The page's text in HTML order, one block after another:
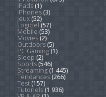
iPads(1)
iPhones(3)
Jeux(52)
Logiciel (57)
Mobile (53)
Movies(2)
Outdoors(5)
PC Gaming(1)
Sleep (2)
Sports(546)
Streaming(1 445)
Tendances(266)
Test(157)
Tutoriels(1 936)